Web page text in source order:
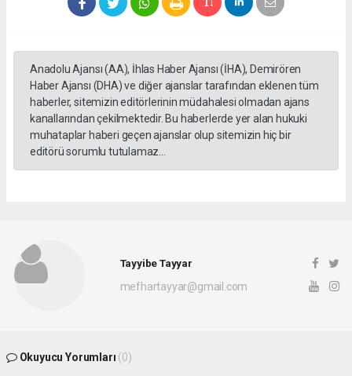
Anadolu Ajansı (AA), İhlas Haber Ajansı (İHA), Demirören
Haber Ajansı (DHA) ve diğer ajanslar tarafından eklenen tüm
haberler, sitemizin editörlerinin müdahalesi olmadan ajans
kanallarından çekilmektedir. Bu haberlerde yer alan hukuki
muhataplar haberi geçen ajanslar olup sitemizin hiç bir
editörü sorumlu tutulamaz...
Tayyibe Tayyar
mefhartayyar@gmail.com
Okuyucu Yorumları (0)